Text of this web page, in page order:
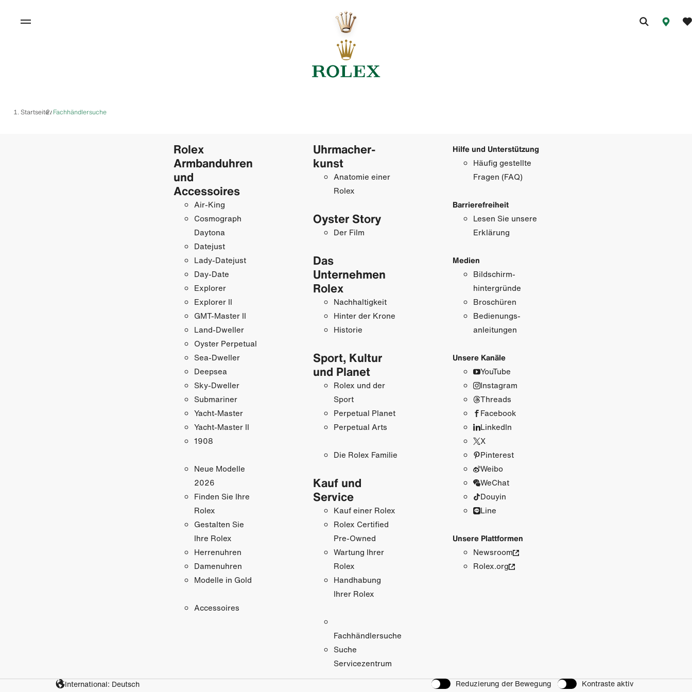
Startseite/ Fachhändlersuche
Rolex
Armbanduhren
und
Accessoires
Air-King
Cosmograph
Daytona
Datejust
Lady-Datejust
Day-Date
Explorer
Explorer II
GMT-Master II
Land-Dweller
Oyster Perpetual
Sea-Dweller
Deepsea
Sky-Dweller
Submariner
Yacht-Master
Yacht-Master II
1908
Neue Modelle
2026
Finden Sie Ihre
Rolex
Gestalten Sie
Ihre Rolex
Herrenuhren
Damenuhren
Modelle in Gold
Accessoires
Uhrmacher­
kunst
Anatomie einer
Rolex
Oyster Story
Der Film
Das
Unternehmen
Rolex
Nachhaltigkeit
Hinter der Krone
Historie
Sport, Kultur
und Planet
Rolex und der
Sport
Perpetual Planet
Perpetual Arts
Die Rolex Familie
Kauf und
Service
Kauf einer Rolex
Rolex Certified
Pre-Owned
Wartung Ihrer
Rolex
Handhabung
Ihrer Rolex
Fachhändlersuche
Suche
Servicezentrum
Hilfe und Unterstützung
Häufig gestellte
Fragen (FAQ)
Barrierefreiheit
Lesen Sie unsere
Erklärung
Medien
Bildschirm­
hintergründe
Broschüren
Bedienungs­
anleitungen
Unsere Kanäle
YouTube
Instagram
Threads
Facebook
LinkedIn
X
Pinterest
Weibo
WeChat
Douyin
Line
Unsere Plattformen
Newsroom
Rolex.org
International: Deutsch Reduzierung der Bewegung Kontraste aktiv